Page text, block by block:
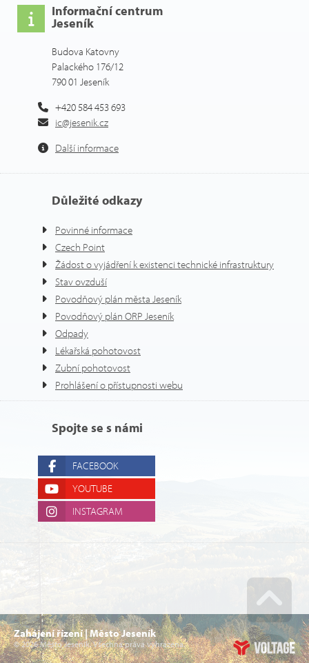
Informační centrum
Jeseník
Budova Katovny
Palackého 176/12
790 01 Jeseník
+420 584 453 693
ic@jesenik.cz
Další informace
Důležité odkazy
Povinné informace
Czech Point
Žádost o vyjádření k existenci technické infrastruktury
Stav ovzduší
Povodňový plán města Jeseník
Povodňový plán ORP Jeseník
Odpady
Lékařská pohotovost
Zubní pohotovost
Prohlášení o přístupnosti webu
Spojte se s námi
FACEBOOK
YOUTUBE
INSTAGRAM
Zahájení řízení | Město Jeseník
© 2026 Město Jeseník. Všechna práva vyhrazena. Go